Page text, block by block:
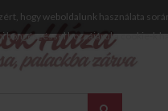
hogy weboldalunk használata
hozzájárul a cookie-k